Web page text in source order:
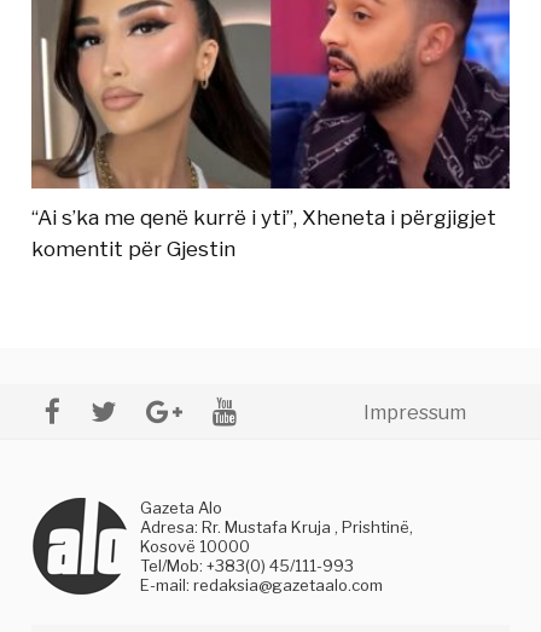
“Ai s’ka me qenë kurrë i yti”, Xheneta i përgjigjet
komentit për Gjestin
Impressum
Gazeta Alo
Adresa: Rr. Mustafa Kruja , Prishtinë,
Kosovë 10000
Tel/Mob: +383(0) 45/111-993
E-mail:redaksia@gazetaalo.com